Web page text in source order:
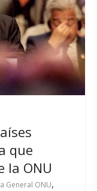
que
la ONU
General ONU,